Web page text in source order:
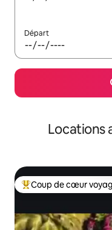
Départ
Locations
Coup de cœur
Coup de cœur